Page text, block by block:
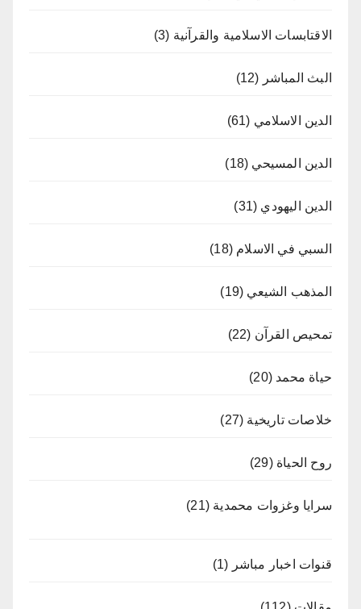
الاقتابسات الاسلامية والقرآنية (3)
البث المباشر (12)
الدين الاسلامي (61)
الدين المسيحي (18)
الدين اليهودي (31)
السبي في الاسلام (18)
المذهب الشيعي (19)
تمحيص القرآن (22)
حياة محمد (20)
خلاصات تاريخية (27)
روح الحياة (29)
سرايا وغزوات محمدية (21)
قنوات اخبار مباشر (1)